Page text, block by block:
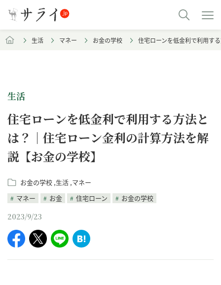
生活 マネー お金の学校 住宅ローンを低金利で利用す
生活
住宅ローンを低金利で利用する方法と
は？｜住宅ローン金利の計算方法を解
説【お金の学校】
お金の学校 生活 マネー
マネー
お金 住宅ローン お金の学校
2023/9/23